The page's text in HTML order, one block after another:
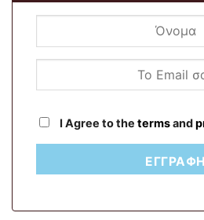
I Agree to the termsand
ΕΓΓΡΑΦΉ